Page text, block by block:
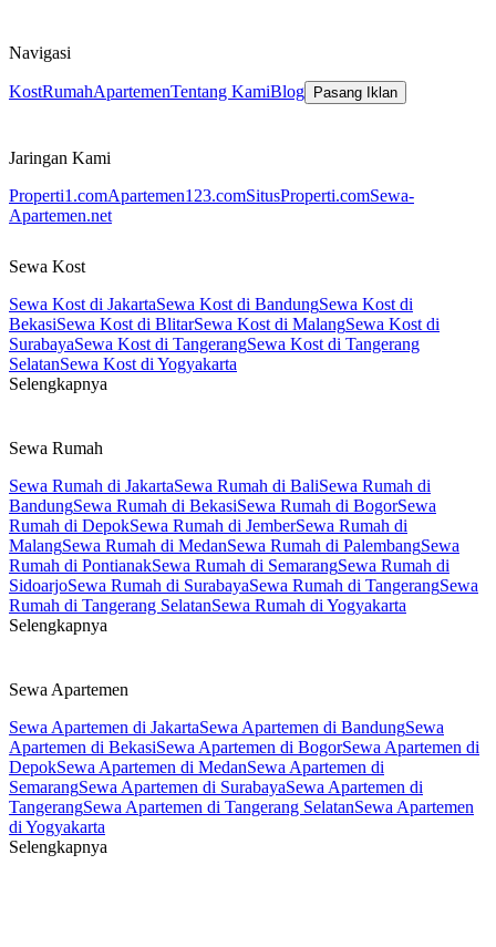
Navigasi
KostRumahApartemenTentang KamiBlog Pasang Iklan
Jaringan Kami
Properti1.comApartemen123.comSitusProperti.comSewa-
Apartemen.net
Sewa Kost
Sewa Kost di JakartaSewa Kost di BandungSewa Kost di
BekasiSewa Kost di BlitarSewa Kost di MalangSewa Kost di
SurabayaSewa Kost di TangerangSewa Kost di Tangerang
SelatanSewa Kost di Yogyakarta
Selengkapnya
Sewa Rumah
Sewa Rumah di JakartaSewa Rumah di BaliSewa Rumah di
BandungSewa Rumah di BekasiSewa Rumah di BogorSewa
Rumah di DepokSewa Rumah di JemberSewa Rumah di
MalangSewa Rumah di MedanSewa Rumah di PalembangSewa
Rumah di PontianakSewa Rumah di SemarangSewa Rumah di
SidoarjoSewa Rumah di SurabayaSewa Rumah di TangerangSewa
Rumah di Tangerang SelatanSewa Rumah di Yogyakarta
Selengkapnya
Sewa Apartemen
Sewa Apartemen di JakartaSewa Apartemen di BandungSewa
Apartemen di BekasiSewa Apartemen di BogorSewa Apartemen di
DepokSewa Apartemen di MedanSewa Apartemen di
SemarangSewa Apartemen di SurabayaSewa Apartemen di
TangerangSewa Apartemen di Tangerang SelatanSewa Apartemen
di Yogyakarta
Selengkapnya